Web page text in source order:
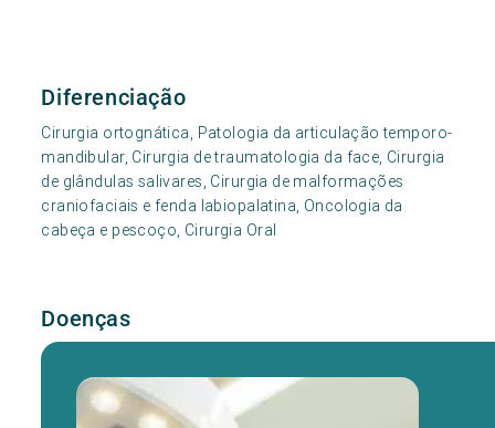
Diferenciação
Cirurgia ortognática, Patologia da articulação temporo-
mandibular, Cirurgia de traumatologia da face, Cirurgia
de glândulas salivares, Cirurgia de malformações
craniofaciais e fenda labiopalatina, Oncologia da
cabeça e pescoço, Cirurgia Oral
Doenças